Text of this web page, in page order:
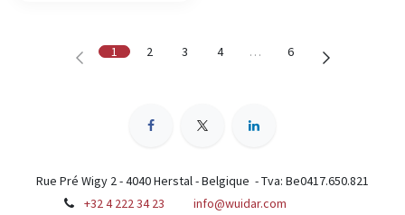
1 2 3 4 … 6
Rue Pré Wigy 2 - 4040 Herstal - Belgique - Tva: Be0417.650.821
+32 4 222 34 23
info@wuidar.com